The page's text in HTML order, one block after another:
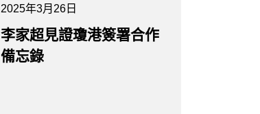
2025年3月26日
李家超見證瓊港簽署合作
備忘錄